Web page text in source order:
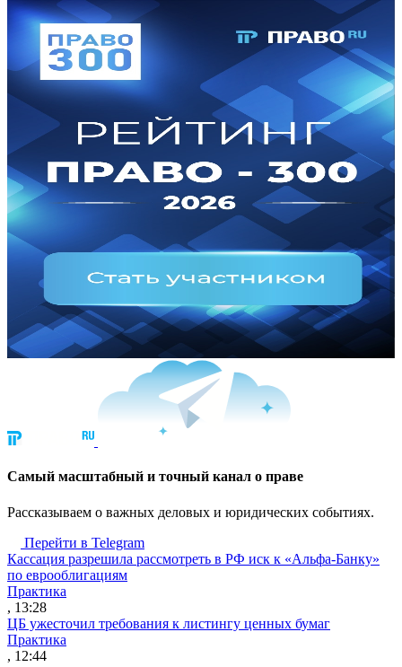
Cамый масштабный и точный канал о праве
Рассказываем о важных деловых и юридических событиях.
Перейти в Telegram
Кассация разрешила рассмотреть в РФ иск к «Альфа-Банку»
по еврооблигациям
Практика
, 13:28
ЦБ ужесточил требования к листингу ценных бумаг
Практика
, 12:44